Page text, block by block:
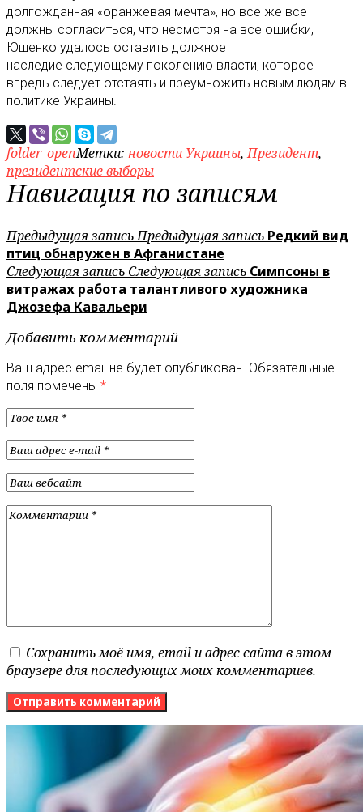
долгожданная «оранжевая мечта», но все же все
должны согласиться, что несмотря на все ошибки,
Ющенко удалось оставить должное
наследие следующему поколению власти, которое
впредь следует отстаять и преумножить новым людям в
политике Украины.
folder_openМетки: новости Украины,Президент,
президентские выборы
Навигация по записям
Предыдущая записьПредыдущая запись Редкий вид
птиц обнаружен в Афганистане
Следующая запись Следующая запись Симпсоны в
витражах работа талантливого художника
Джозефа Кавальери
Добавить комментарий
Ваш адрес email не будет опубликован. Обязательные
поля помечены *
Сохранить моё имя, email и адрес сайта в этом
браузере для последующих моих комментариев.